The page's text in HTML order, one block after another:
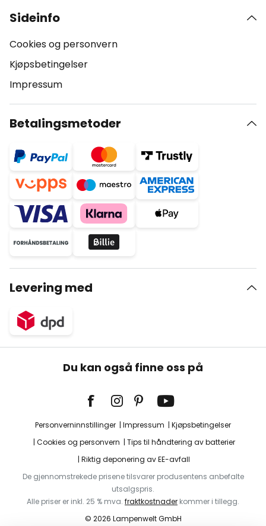
Sideinfo
Cookies og personvern
Kjøpsbetingelser
Impressum
Betalingsmetoder
Levering med
Du kan også finne oss på
Personverninnstillinger Impressum
Kjøpsbetingelser
Cookies og personvern
Tips til håndtering av batterier
Riktig deponering av EE-avfall
De gjennomstrekede prisene tilsvarer produsentens anbefalte
utsalgspris.
Alle priser er inkl. 25 % mva. fraktkostnader kommer i tillegg.
© 2026 Lampenwelt GmbH